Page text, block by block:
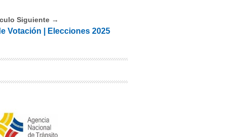
Siguiente →
Votación | Elecciones 2025